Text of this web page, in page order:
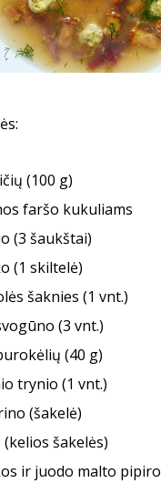
(100 g)
faršo kukuliams
(3 šaukštai)
(1 skiltelė)
šaknies (1 vnt.)
(3 vnt.)
(40 g)
trynio (1 vnt.)
(šakelė)
šakelės)
ir juodo malto pipiro